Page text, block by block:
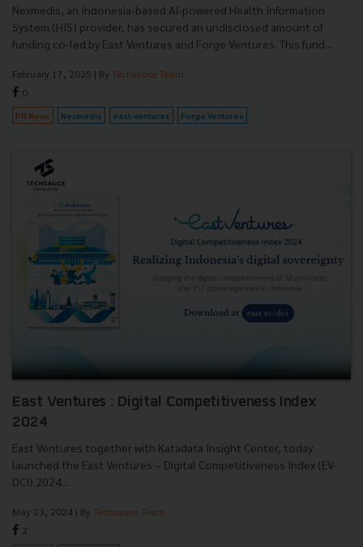
Nexmedis, an Indonesia-based AI-powered Health Information
System (HIS) provider, has secured an undisclosed amount of
funding co-led by East Ventures and Forge Ventures. This fund...
February 17, 2025 | By Techsauce Team
0
PR News Nexmedis east-ventures Forge Ventures
East Ventures : Digital Competitiveness Index
2024
East Ventures together with Katadata Insight Center, today
launched the East Ventures – Digital Competitiveness Index (EV-
DCI) 2024...
May 23, 2024 | By Techsauce Team
2